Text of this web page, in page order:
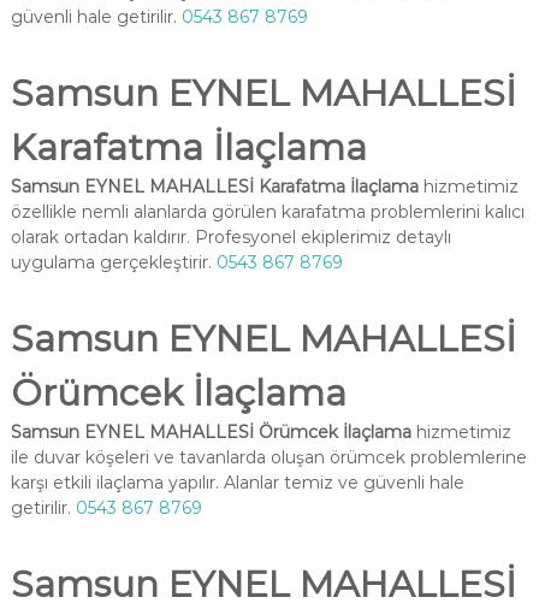
güvenli hale getirilir. 0543 867 8769
Samsun EYNEL MAHALLESİ
Karafatma İlaçlama
Samsun EYNEL MAHALLESİ Karafatma İlaçlamahizmetimiz
özellikle nemli alanlarda görülen karafatma problemlerini kalıcı
olarak ortadan kaldırır. Profesyonel ekiplerimiz detaylı
uygulama gerçekleştirir. 0543 867 8769
Samsun EYNEL MAHALLESİ
Örümcek İlaçlama
Samsun EYNEL MAHALLESİ Örümcek İlaçlamahizmetimiz
ile duvar köşeleri ve tavanlarda oluşan örümcek problemlerine
karşı etkili ilaçlama yapılır. Alanlar temiz ve güvenli hale
getirilir. 0543 867 8769
Samsun EYNEL MAHALLESİ